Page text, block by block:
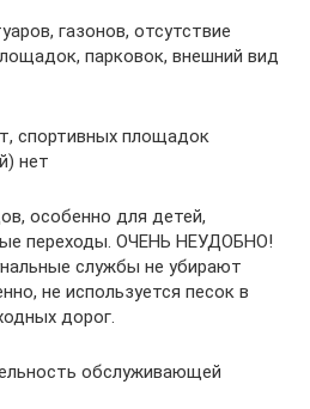
газонов, отсутствие
парковок, внешний вид
спортивных площадок
нет
особенно для детей,
переходы. ОЧЕНЬ НЕУДОБНО!
службы не убирают
не используется песок в
дорог.
обслуживающей